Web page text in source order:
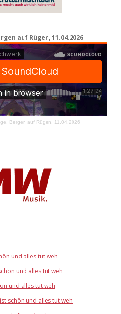
auf Rügen, 11.04.2026
Bergen auf Rügen, 11.04.2026
und alles tut weh
und alles tut weh
und alles tut weh
schön und alles tut weh